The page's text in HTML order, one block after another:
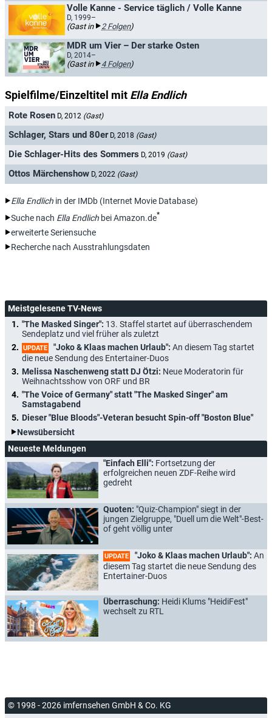
Volle Kanne - Service täglich / Volle Kanne
D, 1999–
(Gast in 2 Folgen)
MDR um Vier – Der starke Osten
D, 2014–
(Gast in 4 Folgen)
Spielfilme/Einzeltitel mit Ella Endlich
Rote Rosen D, 2012 (Gast)
Schlager, Stars und 80er D, 2018 (Gast)
Die Schlager-Hits des Sommers D, 2019 (Gast)
Ottos Märchenshow D, 2022 (Gast)
Ella Endlich in der IMDb (Internet Movie Database)
Suche nach Ella Endlich bei Amazon.de*
erweiterte Seriensuche
Recherche nach Ausstrahlungsdaten
Meistgelesene TV-News
"The Masked Singer": 13. Staffel startet auf überraschendem
Sendeplatz und viel früher als zuletzt
UPDATE "Joko & Klaas machen Urlaub": An diesem Tag startet
die neue Sendung des Entertainer-Duos
Melissa Naschenweng statt DJ Ötzi: Neue Moderatorin für
Weihnachtsshow von ORF und BR
"The Voice of Germany" statt "The Masked Singer" am
Samstagabend
Dieser "Blue Bloods"-Veteran besucht Spin-off "Boston Blue"
Newsübersicht
Neueste Meldungen
"Einfach Elli": Fortsetzung der
erfolgreichen neuen ZDF-Reihe wird
gedreht
Quoten: "Quiz-Champion" siegt in der
jungen Zielgruppe, "Duell um die Welt"-Best-
of geht völlig unter
UPDATE "Joko & Klaas machen Urlaub": An
diesem Tag startet die neue Sendung des
Entertainer-Duos
Überraschung: Heidi Klums "HeidiFest"
wechselt zu RTL
© 1998 - 2026 imfernsehen GmbH & Co. KG